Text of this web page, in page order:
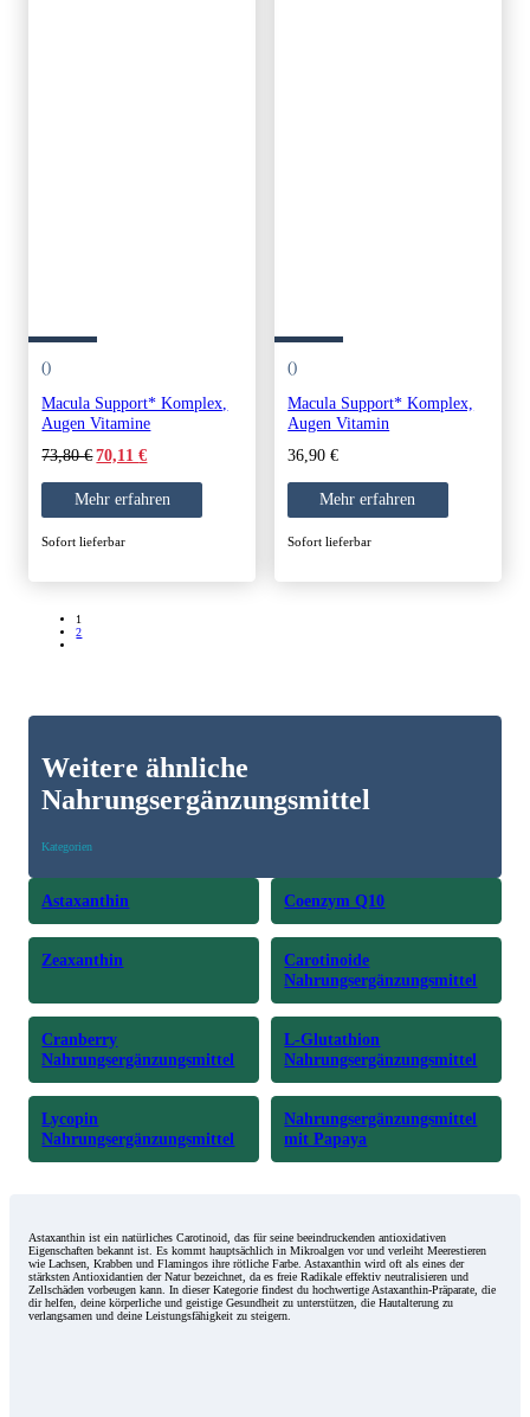
()
Macula Support* Komplex,
Augen Vitamine
73,80€Original
was:
73,80 €.
70,11€Current
is:
70,11 €.
Mehr erfahren
Sofort lieferbar
()
Macula Support* Komplex,
Augen Vitamin
36,90€
Mehr erfahren
Sofort lieferbar
1
2
Weitere ähnliche
Nahrungsergänzungsmittel
Kategorien
Astaxanthin Coenzym Q10
Zeaxanthin
Carotinoide
Nahrungsergänzungsmittel
Cranberry
Nahrungsergänzungsmittel
L-Glutathion
Nahrungsergänzungsmittel
Lycopin
Nahrungsergänzungsmittel
Nahrungsergänzungsmittel
mit Papaya
Astaxanthin ist ein natürliches Carotinoid, das für seine beeindruckenden antioxidativen
Eigenschaften bekannt ist. Es kommt hauptsächlich in Mikroalgen vor und verleiht Meerestieren
wie Lachsen, Krabben und Flamingos ihre rötliche Farbe. Astaxanthin wird oft als eines der
stärksten Antioxidantien der Natur bezeichnet, da es freie Radikale effektiv neutralisieren und
Zellschäden vorbeugen kann. In dieser Kategorie findest du hochwertige Astaxanthin-Präparate, die
dir helfen, deine körperliche und geistige Gesundheit zu unterstützen, die Hautalterung zu
verlangsamen und deine Leistungsfähigkeit zu steigern.